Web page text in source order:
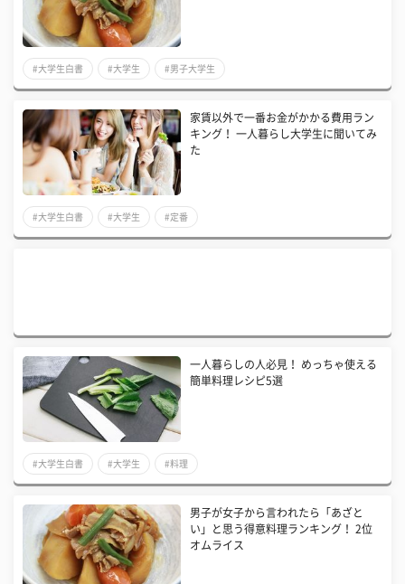
#大学生白書 #大学生 #男子大学生
家賃以外で一番お金がかかる費用ラン
キング！ 一人暮らし大学生に聞いてみ
た
#大学生白書 #大学生 #定番
一人暮らしの人必見！ めっちゃ使える
簡単料理レシピ5選
#大学生白書 #大学生 #料理
男子が女子から言われたら「あざと
い」と思う得意料理ランキング！ 2位
オムライス